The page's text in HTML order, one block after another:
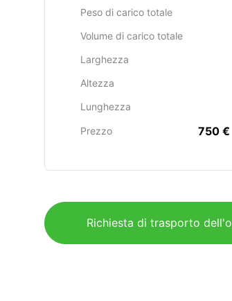
Peso di carico totale
Volume di carico totale
Larghezza
Altezza
Lunghezza
Prezzo 750 €
Richiesta di trasporto